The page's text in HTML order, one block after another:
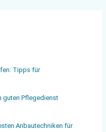
Tipps für
guten Pflegedienst
Anbautechniken für